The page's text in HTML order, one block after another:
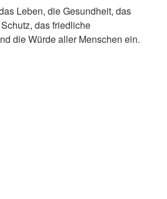
Leben, die Gesundheit, das
das friedliche
die Würde aller Menschen ein.